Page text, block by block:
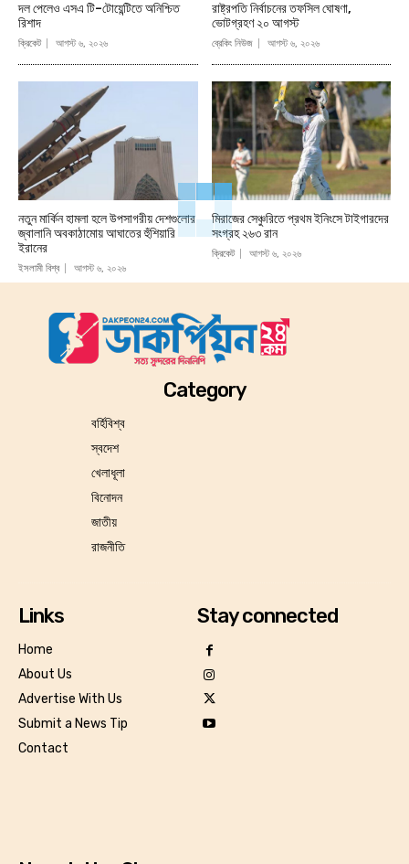
দল পেলেও এসএ টি–টোয়েন্টিতে অনিশ্চিত
রিশাদ
ক্রিকেট আগস্ট ৬, ২০২৬
রাষ্ট্রপতি নির্বাচনের তফসিল ঘোষণা,
ভোটগ্রহণ ২০ আগস্ট
ব্রেকিং নিউজ আগস্ট ৬, ২০২৬
নতুন মার্কিন হামলা হলে উপসাগরীয় দেশগুলোর
জ্বালানি অবকাঠামোয় আঘাতের হুঁশিয়ারি
ইরানের
ইসলামী বিশ্ব আগস্ট ৬, ২০২৬
মিরাজের সেঞ্চুরিতে প্রথম ইনিংসে টাইগারদের
সংগ্রহ ২৬৩ রান
ক্রিকেট আগস্ট ৬, ২০২৬
Category
বর্হিবিশ্ব
স্বদেশ
খেলাধূলা
বিনোদন
জাতীয়
রাজনীতি
Links
Home
About Us
Advertise With Us
Submit a News Tip
Contact
Stay connected